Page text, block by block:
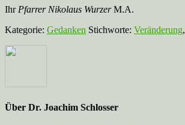
Ihr Pfarrer Nikolaus WurzerM.A.
Kategorie: Gedanken Stichworte: Veränderung,
Über Dr. Joachim Schlosser